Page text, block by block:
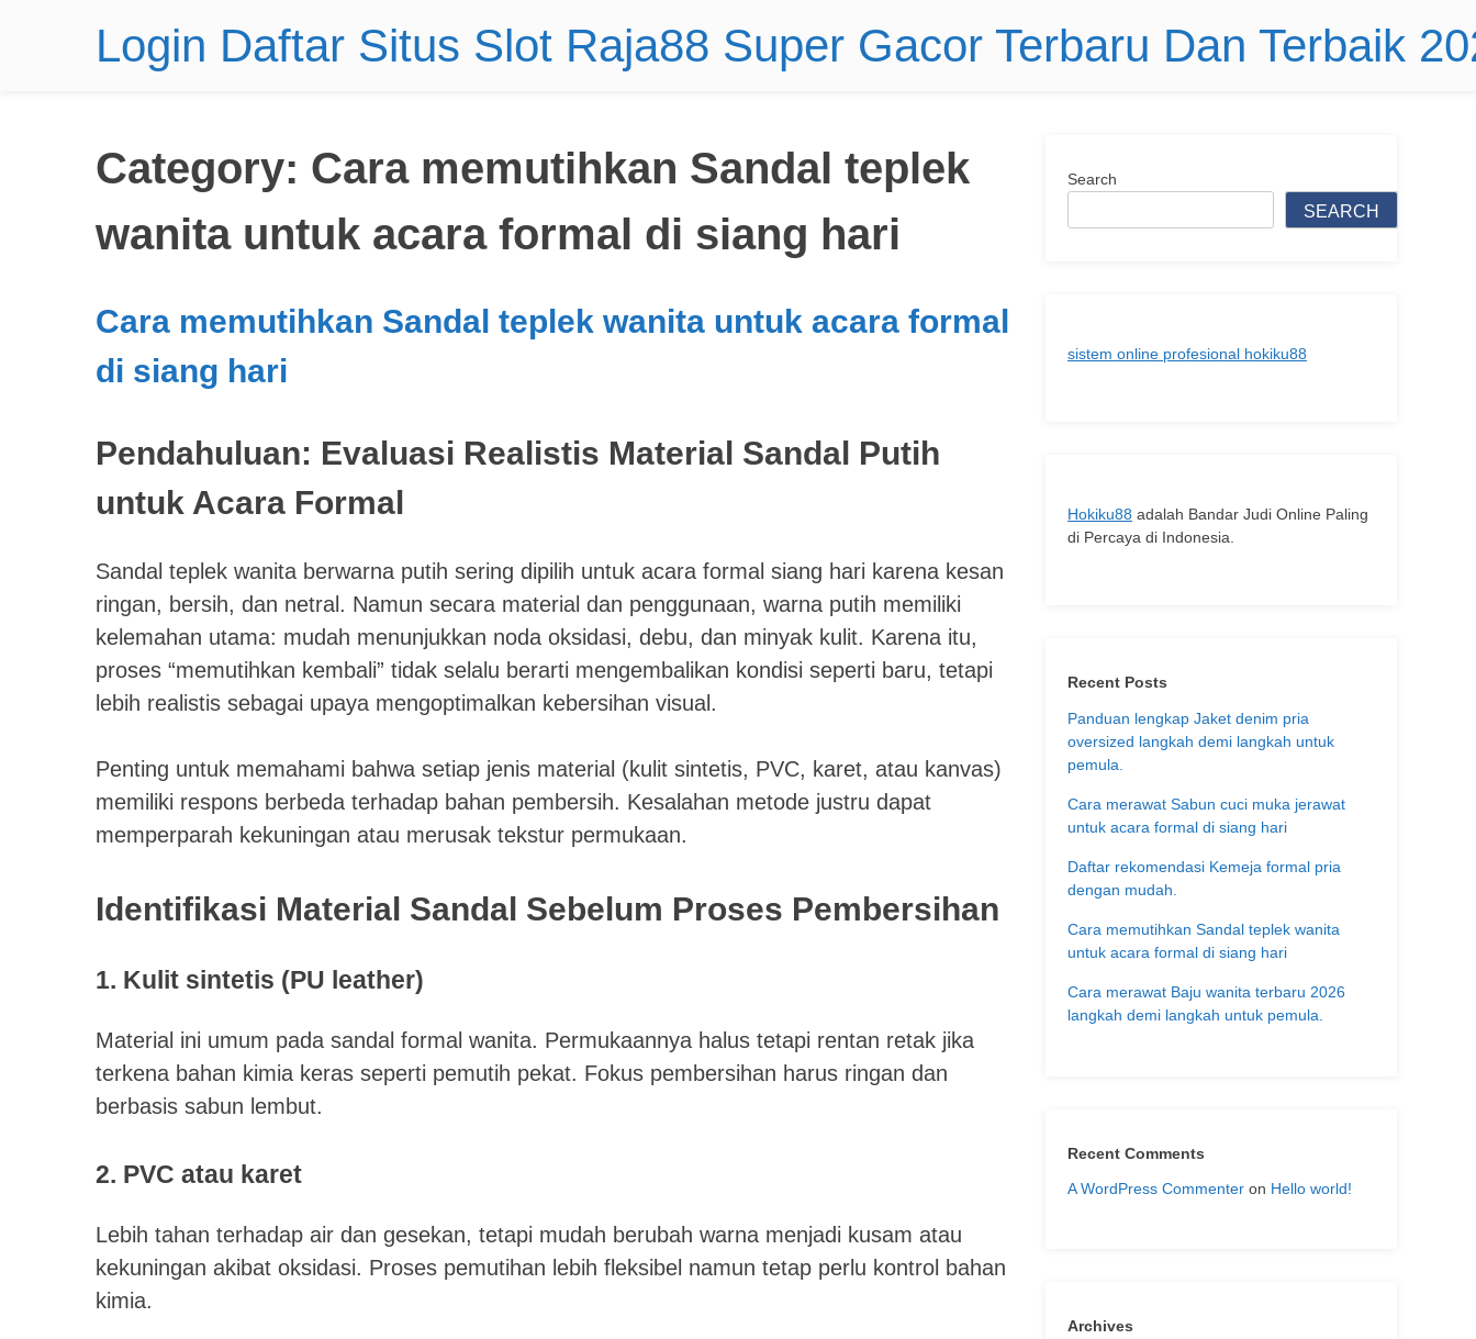
Login Daftar Situs Slot Raja88 Super Gacor Terbaru Dan Terbaik
Category: Cara memutihkan Sandal teplek
wanita untuk acara formal di siang hari
Cara memutihkan Sandal teplek wanita untuk acara formal
di siang hari
Pendahuluan: Evaluasi Realistis Material Sandal Putih
untuk Acara Formal
Sandal teplek wanita berwarna putih sering dipilih untuk acara formal siang hari karena kesan
ringan, bersih, dan netral. Namun secara material dan penggunaan, warna putih memiliki
kelemahan utama: mudah menunjukkan noda oksidasi, debu, dan minyak kulit. Karena itu,
proses “memutihkan kembali” tidak selalu berarti mengembalikan kondisi seperti baru, tetapi
lebih realistis sebagai upaya mengoptimalkan kebersihan visual.
Penting untuk memahami bahwa setiap jenis material (kulit sintetis, PVC, karet, atau kanvas)
memiliki respons berbeda terhadap bahan pembersih. Kesalahan metode justru dapat
memperparah kekuningan atau merusak tekstur permukaan.
Identifikasi Material Sandal Sebelum Proses Pembersihan
1. Kulit sintetis (PU leather)
Material ini umum pada sandal formal wanita. Permukaannya halus tetapi rentan retak jika
terkena bahan kimia keras seperti pemutih pekat. Fokus pembersihan harus ringan dan
berbasis sabun lembut.
2. PVC atau karet
Lebih tahan terhadap air dan gesekan, tetapi mudah berubah warna menjadi kusam atau
kekuningan akibat oksidasi. Proses pemutihan lebih fleksibel namun tetap perlu kontrol bahan
kimia.
Search
SEARCH
sistem online profesional hokiku88
Hokiku88 adalah Bandar Judi Online Paling
di Percaya di Indonesia.
Recent Posts
Panduan lengkap Jaket denim pria
oversized langkah demi langkah untuk
pemula.
Cara merawat Sabun cuci muka jerawat
untuk acara formal di siang hari
Daftar rekomendasi Kemeja formal pria
dengan mudah.
Cara memutihkan Sandal teplek wanita
untuk acara formal di siang hari
Cara merawat Baju wanita terbaru 2026
langkah demi langkah untuk pemula.
Recent Comments
A WordPress Commenter on Hello world!
Archives